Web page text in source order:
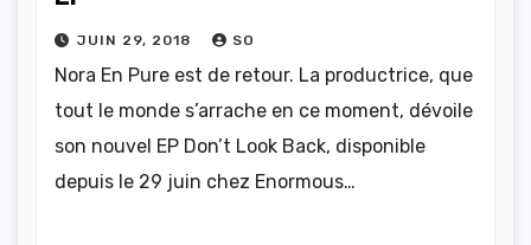
JUIN 29, 2018 SO
Nora En Pure est de retour. La productrice, que
tout le monde s’arrache en ce moment, dévoile
son nouvel EP Don’t Look Back, disponible
depuis le 29 juin chez Enormous…